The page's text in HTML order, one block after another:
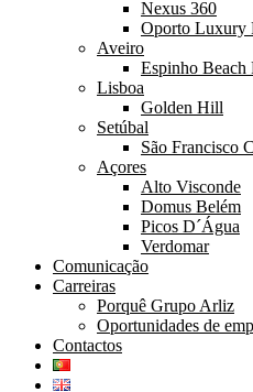
Nexus 360
Oporto Luxury
Aveiro
Espinho Beach
Lisboa
Golden Hill
Setúbal
São Francisco
Açores
Alto Visconde
Domus Belém
Picos D´Água
Verdomar
Comunicação
Carreiras
Porquê Grupo Arliz
Oportunidades de
Contactos